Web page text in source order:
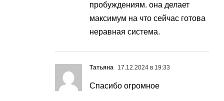
пробуждениям. она делает
максимум на что сейчас готова
неравная система.
Татьяна 17.12.2024 в 19:33
Спасибо огромное